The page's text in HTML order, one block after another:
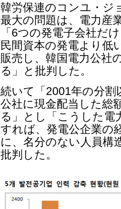
韓労保連のコンユ・ジ
最大の問題は、電力産
「6つの発電子会社だ
民間資本の発電より低
販売し、韓国電力公社
る」と批判した。
続いて「2001年の分割
公社に現金配当した総
る」とし「こうした電
すれば、発電公企業の
に、名分のない人員構
批判した。